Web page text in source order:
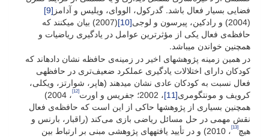
فضایی بسیار فعال باشد. گدرکول، الووای، ویلیس و آدامز [9]
(2004) و رادکین، پیرسون و لوجی
[10]
(2007) بیان می­کنند که
حافظه‌ی فعال یکی از مؤثرترین عوامل در یادگیری ریاضیات و
همچنین خواندن می­باشد.
در همین زمینه پژوهش­های اخیر در زمینه‌ی حافظه نشان داده­اند که
کودکان دارای اختلالات یادگیری عملکرد ضعیف‌تری در حافظه­ی
فعال نسبت به کودکان عادی نشان می­دهند (هاپر، شوارتز، ویکلی،
کرویف و مونتگومری[11] ، 2002؛ جفریس و اورت [12]
، 2004)
همچنین بسیاری از پژوهش­ها حاکی از این است که حافظه‌ی فعال
نقش مهمی در حل مسائل ریاضی بازی می‌کند (راقبار، بارنس و
هیچ[13]
، 2010) و در تأیید یافته­های پژوهشی مبنی بر ارتباط بین